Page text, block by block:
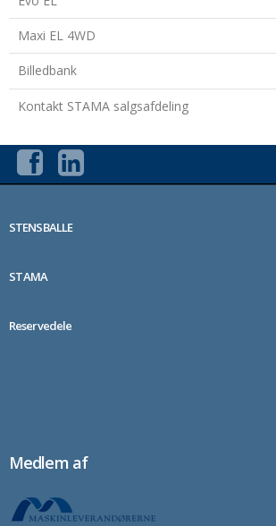
Maxi EL 4WD
Billedbank
Kontakt STAMA salgsafdeling
STENSBALLE
STAMA
Reservedele
Medlem af